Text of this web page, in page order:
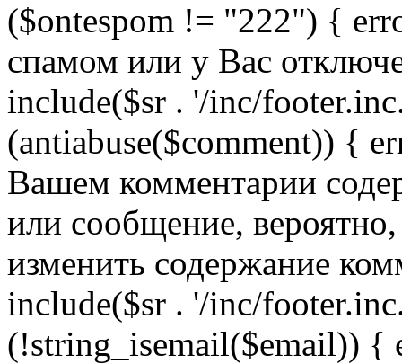
($ontespom != "222") {
спамом или у Вас
include($sr . '/inc/
(antiabuse($comment)) {
Вашем комментарии
или сообщение,
изменить содержание
include($sr . '/inc/
(!string_isemail($email)) {